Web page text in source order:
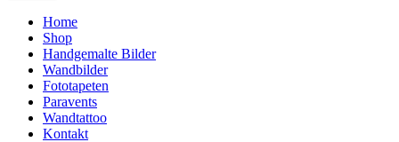
Home
Shop
Handgemalte Bilder
Wandbilder
Fototapeten
Paravents
Wandtattoo
Kontakt